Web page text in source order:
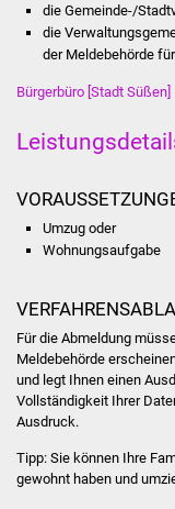
die Gemeinde-/
die
der Meldebehörde
Bürgerbüro [Stadt Süßen]
Umzug oder
Wohnungsaufgabe
Für die Abmeldung
Meldebehörde
und legt Ihnen einen
Vollständigkeit Ihrer
Ausdruck.
Tipp: Sie können Ihre
gewohnt haben und